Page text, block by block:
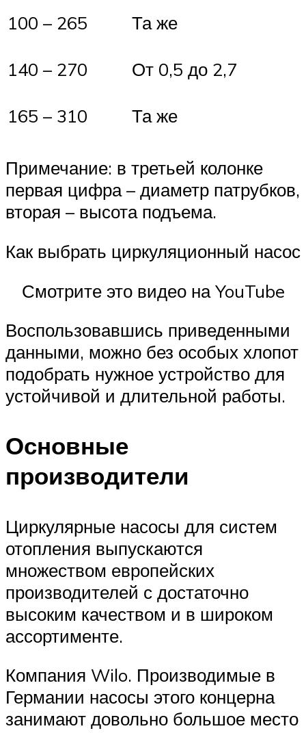
100 – 265 Та же
140 – 270 От 0,5 до 2,7
165 – 310 Та же
Примечание: в третьей колонке
первая цифра – диаметр патрубков,
вторая – высота подъема.
Как выбрать циркуляционный насос
Смотрите это видео на YouTube
Воспользовавшись приведенными
данными, можно без особых хлопот
подобрать нужное устройство для
устойчивой и длительной работы.
Основные
производители
Циркулярные насосы для систем
отопления выпускаются
множеством европейских
производителей с достаточно
высоким качеством и в широком
ассортименте.
Компания Wilo. Производимые в
Германии насосы этого концерна
занимают довольно большое место